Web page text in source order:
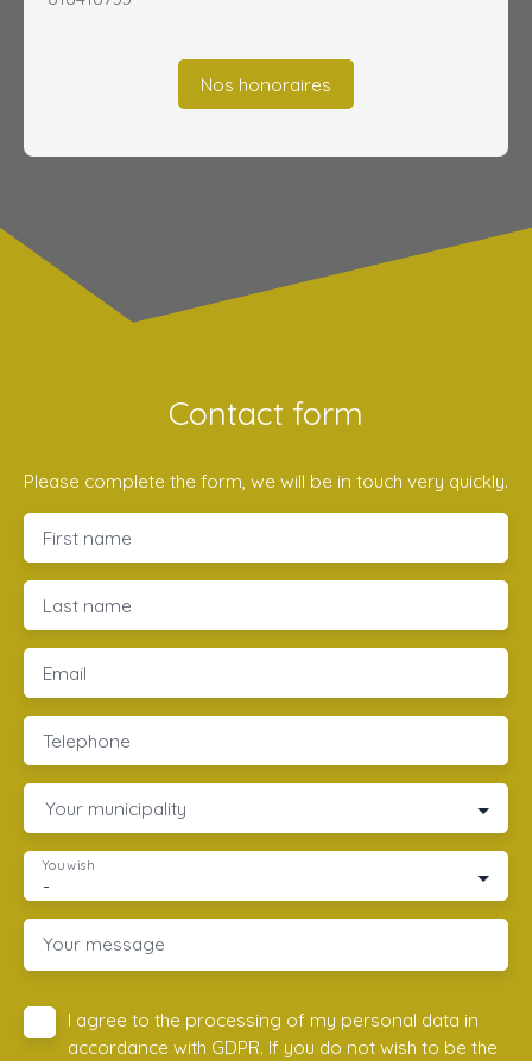
Nos honoraires
Contact form
Please complete the form, we will be in touch very quickly.
First name
Last name
Email
Telephone
Your municipality
-
You wish
Your message
I agree to the processing of my personal data in
accordance with GDPR. If you do not wish to be the